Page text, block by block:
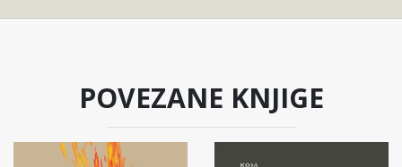
POVEZANE KNJIGE